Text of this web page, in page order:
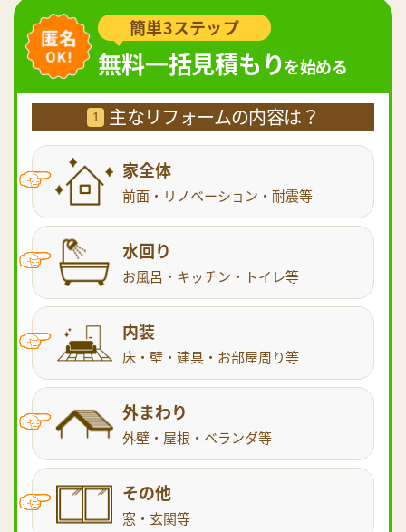
簡単3ステップ
無料一括見積もりを始める
1 主なリフォームの内容は？
家全体
前面・リノベーション・耐震等
水回り
お風呂・キッチン・トイレ等
内装
床・壁・建具・お部屋周り等
外まわり
外壁・屋根・ベランダ等
その他
窓・玄関等